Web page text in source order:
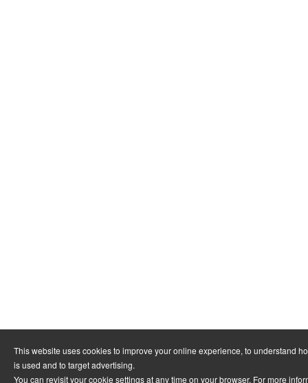
This website uses cookies to improve your online experience, to understand
is used and to target advertising.
You can revisit your cookie settings at any time on your browser. For more